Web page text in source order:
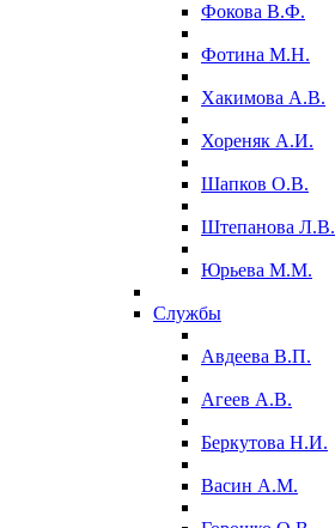
Фокова В.Ф.
Фотина М.Н.
Хакимова А.В.
Хореняк А.И.
Шапков О.В.
Штепанова Л.В.
Юрьева М.М.
Службы
Авдеева В.П.
Агеев А.В.
Беркутова Н.И.
Васин А.М.